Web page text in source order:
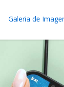
Galeria de